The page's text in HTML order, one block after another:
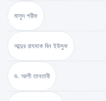
মাসুদ শরীফ
আব্দুর রাযযাক বিন ইউসুফ
ড. আলী তানতাবী